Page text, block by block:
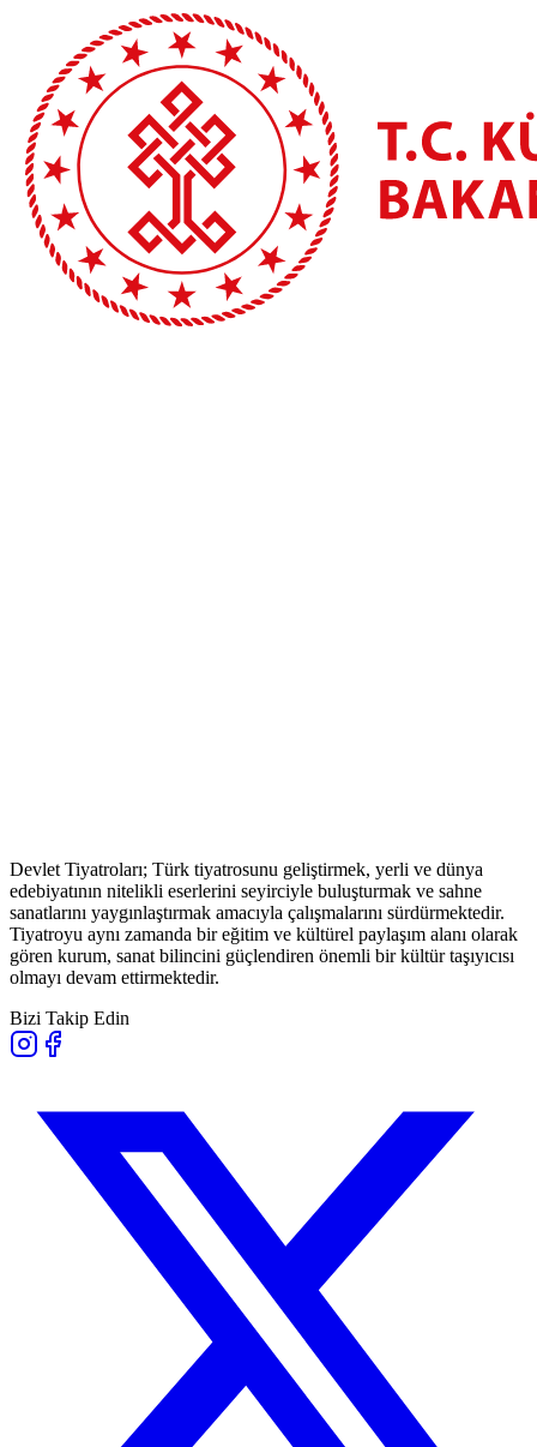
Devlet Tiyatroları; Türk tiyatrosunu geliştirmek, yerli ve dünya
edebiyatının nitelikli eserlerini seyirciyle buluşturmak ve sahne
sanatlarını yaygınlaştırmak amacıyla çalışmalarını sürdürmektedir.
Tiyatroyu aynı zamanda bir eğitim ve kültürel paylaşım alanı olarak
gören kurum, sanat bilincini güçlendiren önemli bir kültür taşıyıcısı
olmayı devam ettirmektedir.
Bizi Takip Edin